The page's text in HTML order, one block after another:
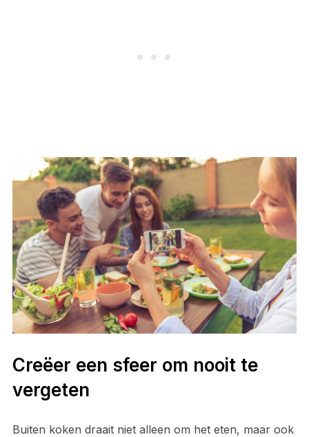
Creëer een sfeer om nooit te
vergeten
Buiten koken draait niet alleen om het eten, maar ook